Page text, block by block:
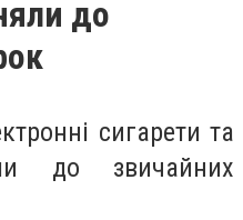
до
сигарети та
до звичайних